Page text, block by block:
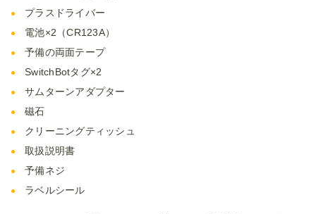
プラスドライバー
電池×2（CR123A）
予備の両面テープ
SwitchBotタグ×2
サムターンアダプター
磁石
クリーニングティッシュ
取扱説明書
予備ネジ
ラベルシール